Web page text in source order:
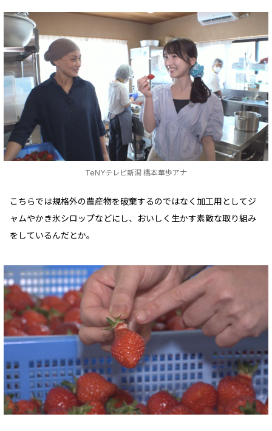
TeNYテレビ新潟 橋本華歩アナ
こちらでは規格外の農産物を破棄するのではなく加工用としてジ
ャムやかき氷シロップなどにし、おいしく生かす素敵な取り組み
をしているんだとか。